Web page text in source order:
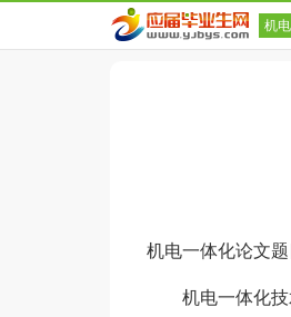
机
机电一体化论文题
机电一体化技术